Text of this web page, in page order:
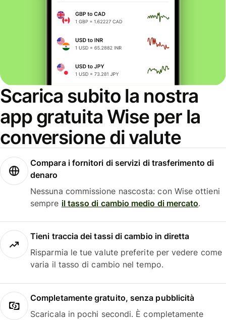
Scarica subito la nostra
app gratuita Wise per la
conversione di valute
Compara i fornitori di servizi di trasferimento di
denaro
Nessuna commissione nascosta: con Wise ottieni
sempre il tasso di cambio medio di mercato.
Tieni traccia dei tassi di cambio in diretta
Risparmia le tue valute preferite per vedere come
varia il tasso di cambio nel tempo.
Completamente gratuito, senza pubblicità
Scaricala in pochi secondi. È completamente